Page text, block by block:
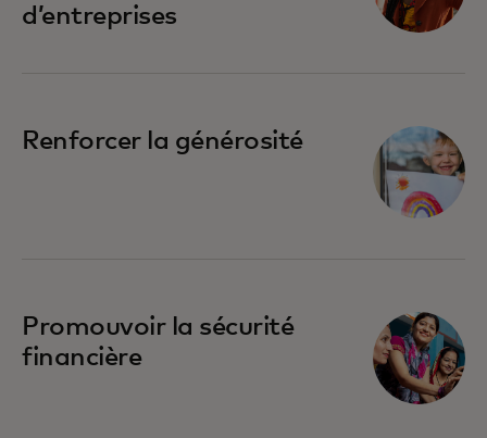
d’entreprises
Renforcer la générosité
Promouvoir la sécurité
financière